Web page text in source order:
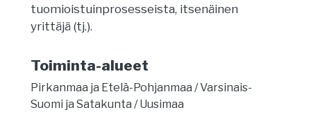
tuomioistuinprosesseista, itsenäinen
yrittäjä (tj.).
Toiminta-alueet
Pirkanmaa ja Etelä-Pohjanmaa
Varsinais-
Suomi ja Satakunta
Uusimaa